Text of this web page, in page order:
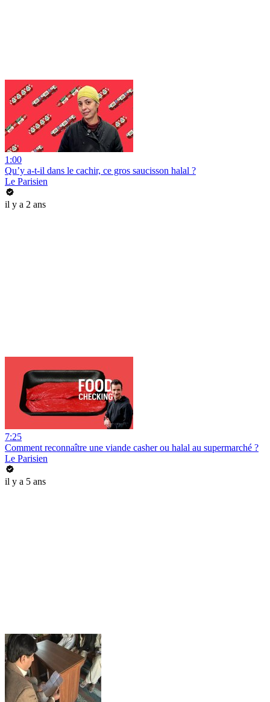
1:00
Qu’y a-t-il dans le cachir, ce gros saucisson halal ?
Le Parisien
il y a 2 ans
7:25
Comment reconnaître une viande casher ou halal au supermarché ?
Le Parisien
il y a 5 ans